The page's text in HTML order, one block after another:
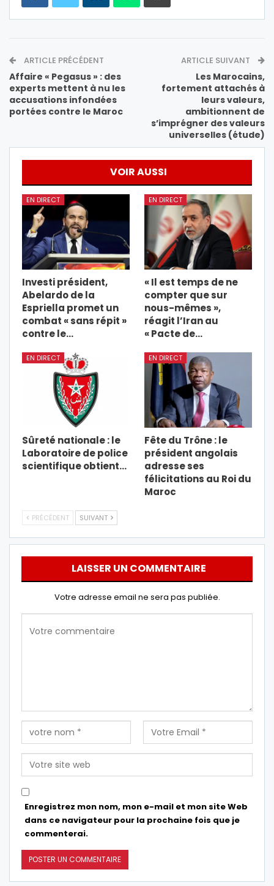
ARTICLE PRÉCÉDENT
Affaire « Pegasus » : des
experts mettent à nu les
accusations infondées
portées contre le Maroc
ARTICLE SUIVANT
Les Marocains,
fortement attachés à
leurs valeurs,
ambitionnent de
s’imprégner des valeurs
universelles (étude)
VOIR AUSSI
EN DIRECT
Investi président,
Abelardo de la
Espriella promet un
combat « sans répit »
contre le…
EN DIRECT
« Il est temps de ne
compter que sur
nous-mêmes »,
réagit l’Iran au
« Pacte de…
EN DIRECT
Sûreté nationale : le
Laboratoire de police
scientifique obtient…
EN DIRECT
Fête du Trône : le
président angolais
adresse ses
félicitations au Roi du
Maroc
PRÉCÉDENT SUIVANT
LAISSER UN COMMENTAIRE
Votre adresse email ne sera pas publiée.
Enregistrez mon nom, mon e-mail et mon site Web
dans ce navigateur pour la prochaine fois que je
commenterai.